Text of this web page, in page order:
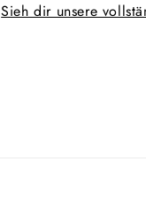
Sieh dir unsere